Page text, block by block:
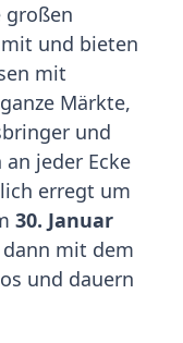
großen
und bieten
mit
Märkte,
und
jeder Ecke
erregt um
30. Januar
mit dem
und dauern